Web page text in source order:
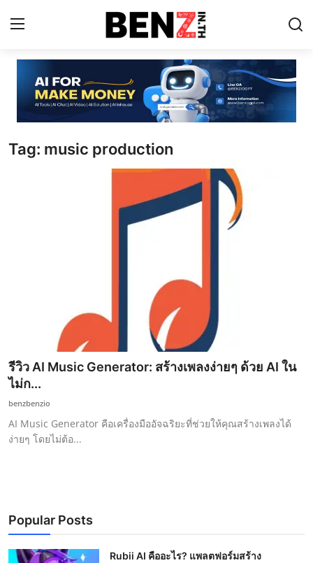
Home
Contact
AI Tools
Tag: music production
รีวิว AI Music Generator: สร้างเพลงง่ายๆ ด้วย AI ใน
ไม่ก...
benzbenzio
AI Music Generator คือเครื่องมืออัจฉริยะที่ช่วยให้คุณสร้างเพลงได้
ง่ายๆ โดยไม่ต้อ...
Popular Posts
Rubii AI คืออะไร? แพลตฟอร์มสร้าง